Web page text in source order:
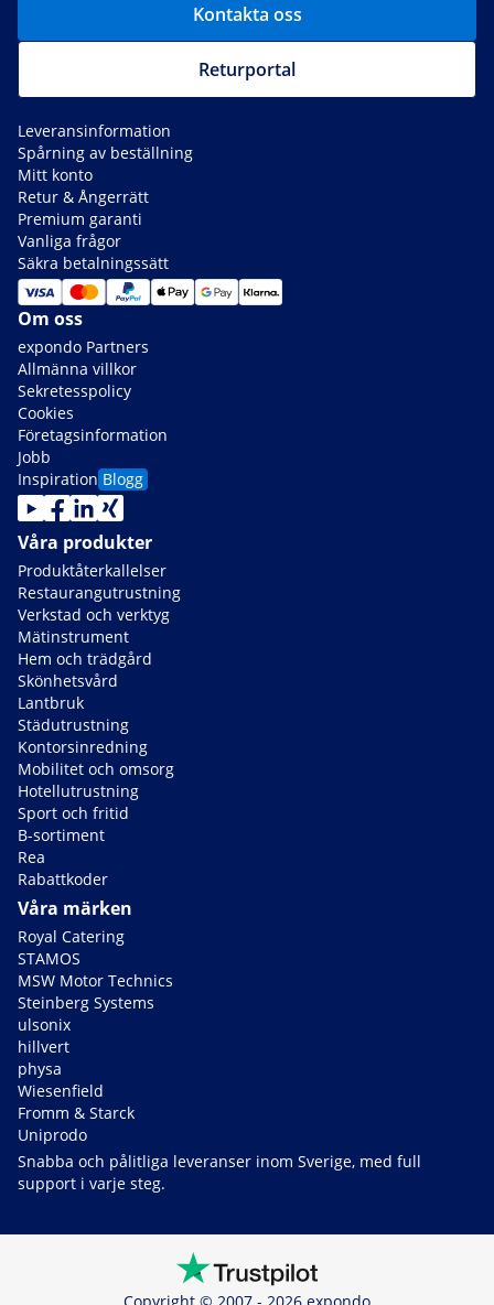
Kontakta oss
Returportal
Leveransinformation
Spårning av beställning
Mitt konto
Retur & Ångerrätt
Premium garanti
Vanliga frågor
Säkra betalningssätt
Om oss
expondo Partners
Allmänna villkor
Sekretesspolicy
Cookies
Företagsinformation
Jobb
Inspiration Blogg
Våra produkter
Produktåterkallelser
Restaurangutrustning
Verkstad och verktyg
Mätinstrument
Hem och trädgård
Skönhetsvård
Lantbruk
Städutrustning
Kontorsinredning
Mobilitet och omsorg
Hotellutrustning
Sport och fritid
B-sortiment
Rea
Rabattkoder
Våra märken
Royal Catering
STAMOS
MSW Motor Technics
Steinberg Systems
ulsonix
hillvert
physa
Wiesenfield
Fromm & Starck
Uniprodo
Snabba och pålitliga leveranser inom Sverige, med full
support i varje steg.